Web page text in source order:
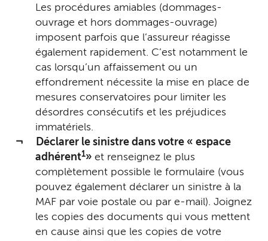
Les procédures amiables (dommages-
ouvrage et hors dommages-ouvrage)
imposent parfois que l’assureur réagisse
également rapidement. C’est notamment le
cas lorsqu’un affaissement ou un
effondrement nécessite la mise en place de
mesures conservatoires pour limiter les
désordres consécutifs et les préjudices
immatériels.
Déclarer le sinistre dans votre « espace
adhérent1» et renseignez le plus
complètement possible le formulaire (vous
pouvez également déclarer un sinistre à la
MAF par voie postale ou par e-mail). Joignez
les copies des documents qui vous mettent
en cause ainsi que les copies de votre